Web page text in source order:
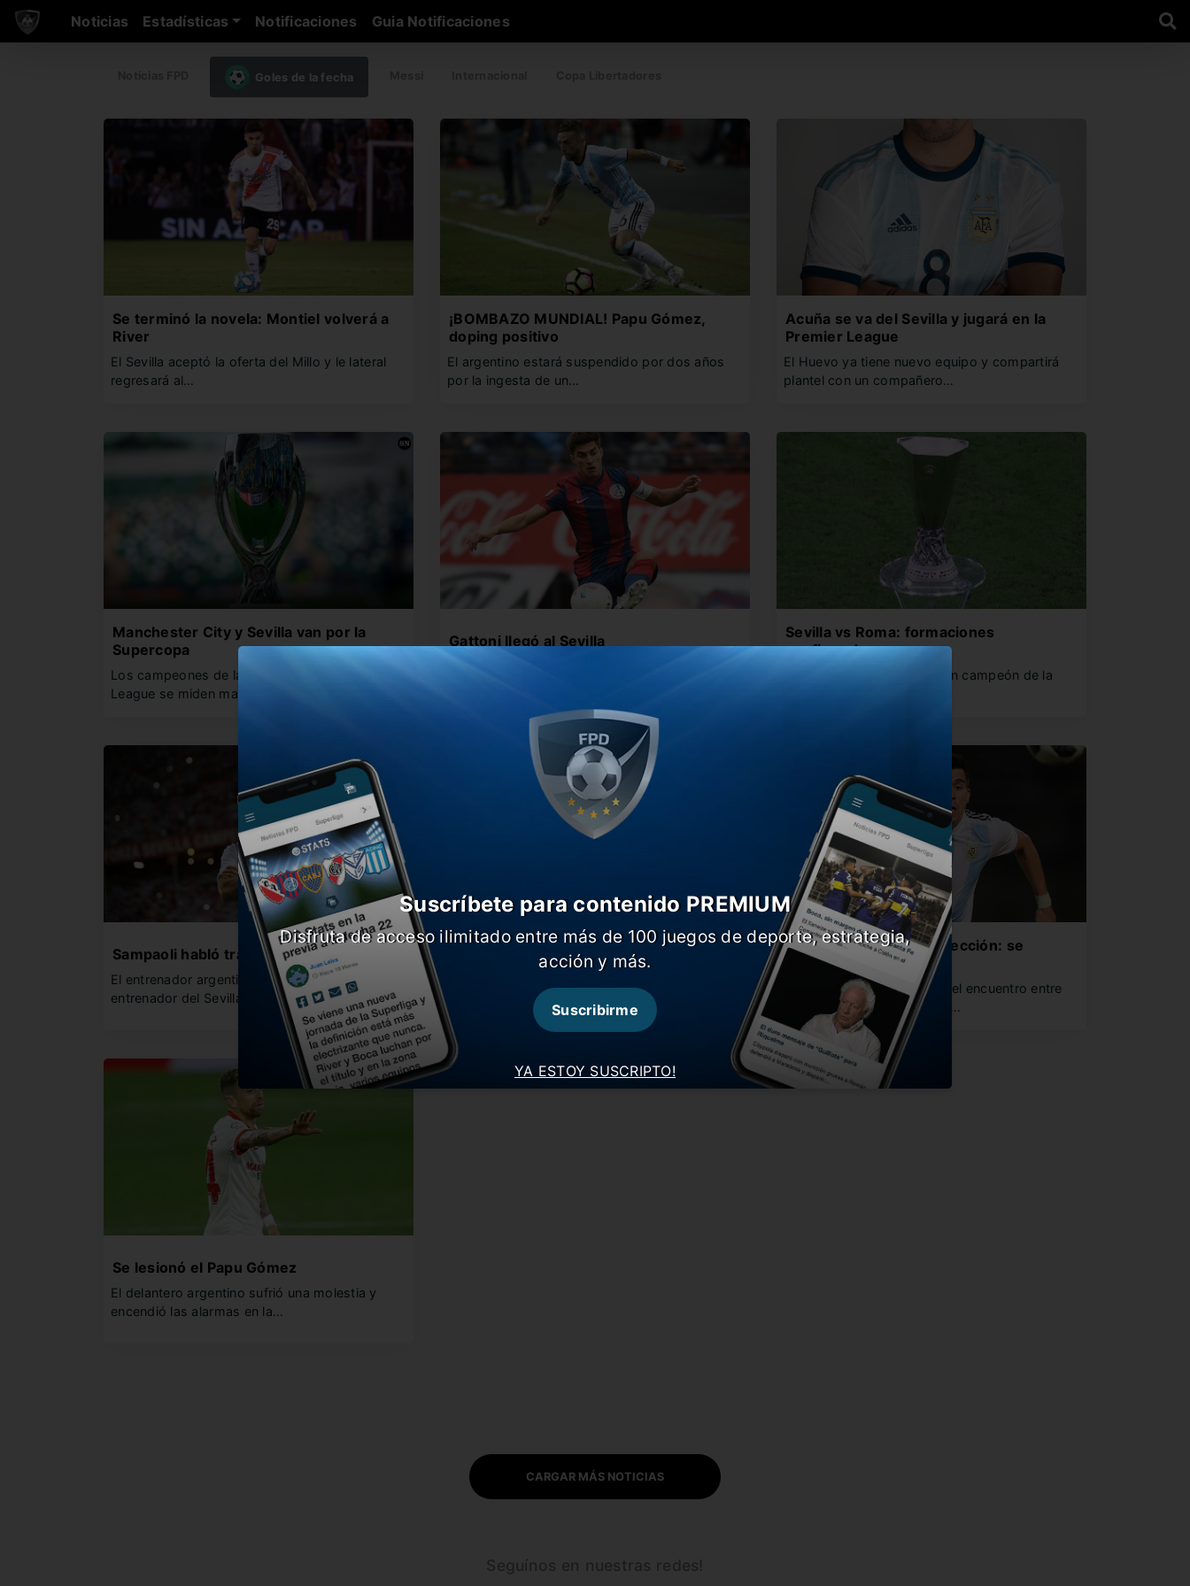
Noticias Estadísticas Notificaciones Guia Notificaciones
Goles de la fecha
Se terminó la novela: Montiel volverá a
River
El Sevilla aceptó la oferta del Millo y le lateral
regresará al…
¡BOMBAZO MUNDIAL! Papu Gómez,
doping positivo
El argentino estará suspendido por dos años
por la ingesta de un…
Acuña se va del Sevilla y jugará en la
Premier League
El Huevo ya tiene nuevo equipo y compartirá
plantel con un compañero…
Manchester City y Sevilla van por la
Supercopa
Los campeones de la Champions y la Europa
League se miden mano…
Gattoni llegó al Sevilla
El ex jugador de San Lorenzo ya posó con su
Sevilla vs Roma: formaciones
confirmadas
Budapest espera por el gran campeón de la
Sampaoli habló tras su despido
El entrenador argentino no continua siendo el
entrenador del Sevilla y habló…
Sampaoli vuelve al Sevilla
conjunto español, luego que el…
Malas noticias en la Selección: se
lesionó Acuña
El Huevo no pudo terminar el encuentro entre
Sevilla ante Rayo Vallecano…
Se lesionó el Papu Gómez
El delantero argentino sufrió una molestia y
encendió las alarmas en la…
CARGAR MÁS NOTICIAS
YA ESTOY SUSCRIPTO!
Suscríbete para contenido PREMIUM
Disfruta de acceso ilimitado entre más de 100 juegos de deporte, estrategia,
acción y más.
Suscribirme